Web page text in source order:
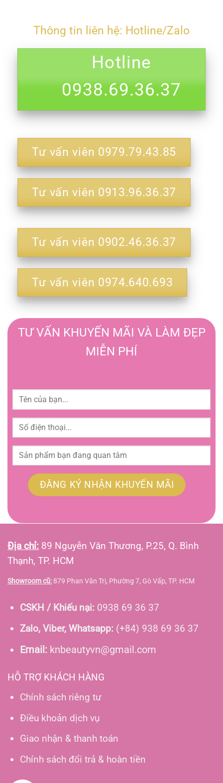
Thông tin liên hệ: Hotline/Zalo
Hotline
0938.69.36.37
Tư vấn viên 0979.79.43.85
Tư vấn viên 0913.96.36.37
Tư vấn viên 0902.46.36.37
Tư vấn viên 0974.640.693
TƯ VẤN KHUYẾN MÃI VÀ LÀM ĐẸP
MIỄN PHÍ
Địa chỉ: 89 Nguyễn Văn Thương, P.25, Q. Bình
Thạnh, TP. HCM
Showroom cũ: 879 Phan Văn Trị, Phường 7, Gò Vấp, TP. HCM
CSKH / Khiếu nại: 0938 69 36 37
Zalo, Viber, Whatsapp: (+84) 938 69 36 37
Email:knbeautyvn@gmail.com
HỖ TRỢ KHÁCH HÀNG
Chính sách riêng tư
Điều khoản dịch vụ
Giao nhận & thanh toán
Chính sách đổi trả & hoàn tiền